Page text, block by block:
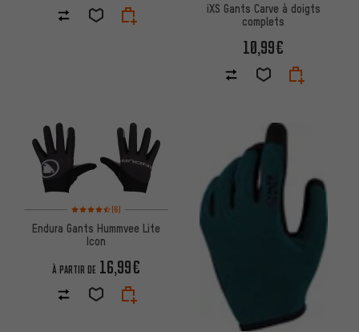
iXS Gants Carve à doigts
complets
10,99€
Note moyenne : 4,5 sur 5 d'après 6 avis
(6)
Endura Gants Hummvee Lite
Icon
À PARTIR DE 16,99€